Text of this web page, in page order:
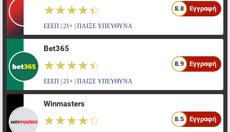
☆☆☆☆☆
★★★★★ 8.8 Εγγραφή
ΕΕΕΠ | 21+ | ΠΑΙΞΕ ΥΠΕΥΘΥΝΑ
Bet365
☆☆☆☆☆
★★★★★ 8.9 Εγγραφή
ΕΕΕΠ | 21+ | ΠΑΙΞΕ ΥΠΕΥΘΥΝΑ
Winmasters
☆☆☆☆☆
★★★★★ 8.5 Εγγραφή